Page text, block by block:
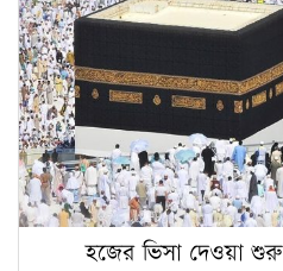
হজের ভিসা দেওয়া